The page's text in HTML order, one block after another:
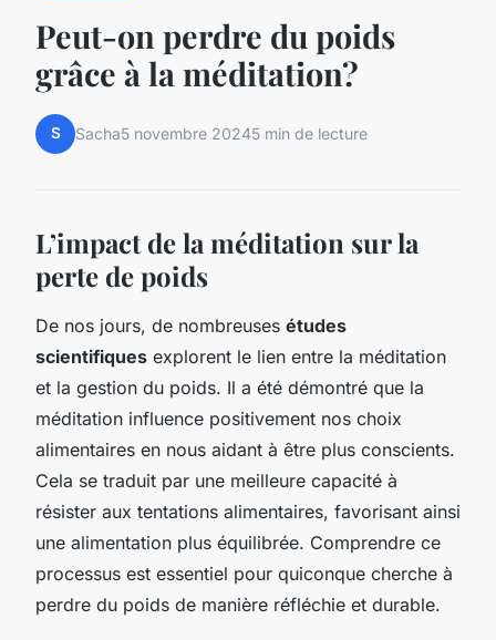
Peut-on perdre du poids
grâce à la méditation?
S Sacha5 novembre 20245 min de lecture
L’impact de la méditation sur la
perte de poids
De nos jours, de nombreuses études
scientifiques explorent le lien entre la méditation
et la gestion du poids. Il a été démontré que la
méditation influence positivement nos choix
alimentaires en nous aidant à être plus conscients.
Cela se traduit par une meilleure capacité à
résister aux tentations alimentaires, favorisant ainsi
une alimentation plus équilibrée. Comprendre ce
processus est essentiel pour quiconque cherche à
perdre du poids de manière réfléchie et durable.